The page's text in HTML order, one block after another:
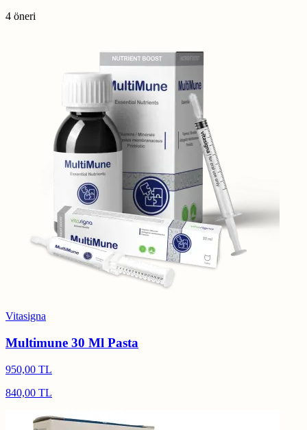
4 öneri
Vitasigna
Multimune 30 Ml Pasta
950,00 TL
840,00 TL